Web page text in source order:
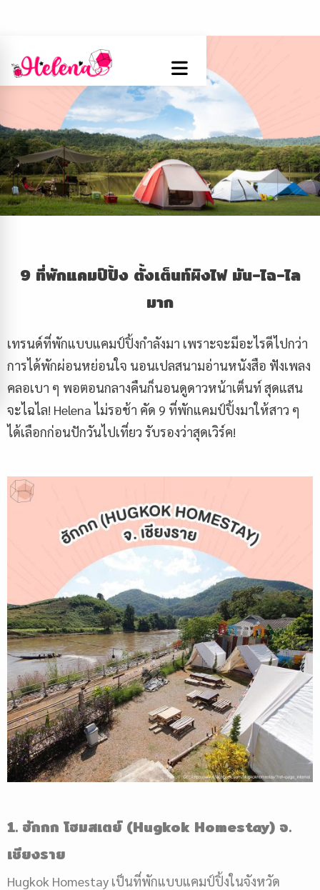
9 ที่พักแคมป์ปิ้ง ตั้งเต็นท์ผิงไฟ มัน-ไฉ-ไล
มาก
เทรนด์ที่พักแบบแคมป์ปิ้งกำลังมา เพราะจะมีอะไรดีไปกว่า
การได้พักผ่อนหย่อนใจ นอนเปลสนามอ่านหนังสือ ฟังเพลง
คลอเบา ๆ พอตอนกลางคืนก็นอนดูดาวหน้าเต็นท์ สุดแสน
จะไฉไล! Helena ไม่รอช้า คัด 9 ที่พักแคมป์ปิ้งมาให้สาว ๆ
ได้เลือกก่อนปักวันไปเที่ยว รับรองว่าสุดเวิร์ค!
1. ฮักกก โฮมสเตย์ (Hugkok Homestay) จ.
เชียงราย
Hugkok Homestay เป็นที่พักแบบแคมป์ปิ้งในจังหวัด